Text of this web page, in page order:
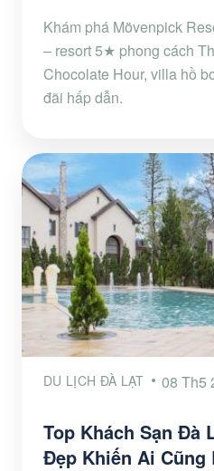
Khám phá Mövenpick
– resort 5★ phong cách
Chocolate Hour, villa hồ
đãi hấp dẫn.
DU LỊCH ĐÀ LẠT 08 Th5
Top Khách Sạn Đà
Đẹp Khiến Ai Cũng